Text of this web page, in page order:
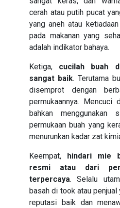
cerah atau putih pucat
yang aneh atau
pada makanan yang
adalah indikator bahaya.
Ketiga, cucilah buah
sangat baik. Terutama
disemprot dengan
permukaannya. Mencuci
bahkan menggunakan
permukaan buah yang
menurunkan kadar zat
Keempat, hindari mie
resmi atau dari
terpercaya. Selalu
basah di took atau
reputasi baik dan